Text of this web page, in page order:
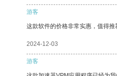
游客
这款软件的价格非常实惠，值得推
2024-12-03
游客